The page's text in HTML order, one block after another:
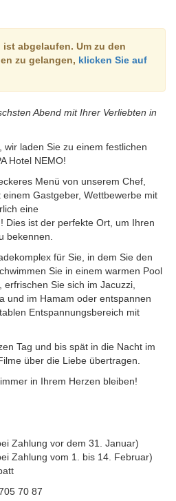
abgelaufen. Um zu den
zu gelangen, klicken Sie auf
Abend mit Ihrer Verliebten in
laden Sie zu einem festlichen
Hotel NEMO!
Menü von unserem Chef,
Gastgeber, Wettbewerbe mit
eine
Dies ist der perfekte Ort, um Ihren
bekennen.
für Sie, in dem Sie den
Sie in einem warmen Pool
Sie sich im Jacuzzi,
und im Hamam oder entspannen
Entspannungsbereich mit
Tag und bis spät in die Nacht im
über die Liebe übertragen.
in Ihrem Herzen bleiben!
Zahlung vor dem 31. Januar)
Zahlung vom 1. bis 14. Februar)
70 87